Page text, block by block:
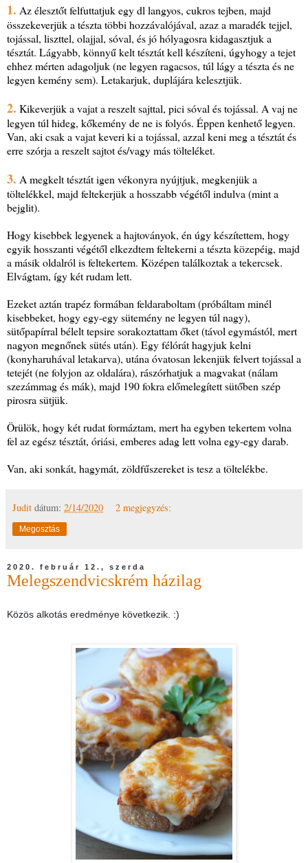
1. Az élesztőt felfuttatjuk egy dl langyos, cukros tejben, majd
összekeverjük a tészta többi hozzávalójával, azaz a maradék tejjel,
tojással, liszttel, olajjal, sóval, és jó hólyagosra kidagasztjuk a
tésztát. Lágyabb, könnyű kelt tésztát kell készíteni, úgyhogy a tejet
ehhez mérten adagoljuk (ne legyen ragacsos, túl lágy a tészta és ne
legyen kemény sem). Letakarjuk, duplájára kelesztjük.
2. Kikeverjük a vajat a reszelt sajttal, pici sóval és tojással. A vaj ne
legyen túl hideg, kőkemény de ne is folyós. Éppen kenhető legyen.
Van, aki csak a vajat keveri ki a tojással, azzal keni meg a tésztát és
erre szórja a reszelt sajtot és/vagy más tölteléket.
3. A megkelt tésztát igen vékonyra nyújtjuk, megkenjük a
töltelékkel, majd feltekerjük a hosszabb végétől indulva (mint a
bejglit).
Hogy kisebbek legyenek a hajtoványok, én úgy készítettem, hogy
egyik hosszanti végétől elkezdtem feltekerni a tészta közepéig, majd
a másik oldalról is feltekertem. Középen találkoztak a tekercsek.
Elvágtam, így két rudam lett.
Ezeket aztán trapéz formában feldaraboltam (próbáltam minél
kisebbeket, hogy egy-egy sütemény ne legyen túl nagy),
sütőpapírral bélelt tepsire sorakoztattam őket (távol egymástól, mert
nagyon megnőnek sütés után). Egy félórát hagyjuk kelni
(konyharuhával letakarva), utána óvatosan lekenjük felvert tojással a
tetejét (ne folyjon az oldalára), rászórhatjuk a magvakat (nálam
szezámmag és mák), majd 190 fokra előmelegített sütőben szép
pirosra sütjük.
Örülök, hogy két rudat formáztam, mert ha egyben tekertem volna
fel az egész tésztát, óriási, emberes adag lett volna egy-egy darab.
Van, aki sonkát, hagymát, zöldfűszereket is tesz a töltelékbe.
Judit dátum: 2/14/2020 2 megjegyzés:
Megosztás
2020. február 12., szerda
Melegszendvicskrém házilag
Közös alkotás eredménye következik. :)